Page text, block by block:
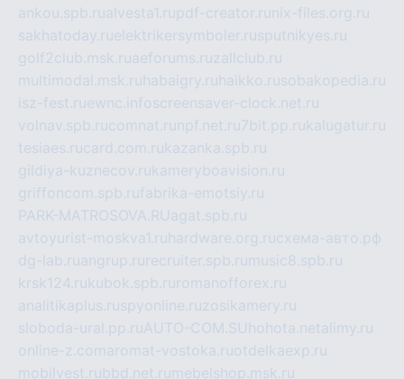
ankou.spb.rualvesta1.rupdf-creator.ru nix-files.org.ru
sakhatoday.ruelektrikersymboler.rusputnikyes.ru
golf2club.msk.ruaeforums.ruzallclub.ru
multimodal.msk.ru habaigry.ru haikko.rusobakopedia.ru
isz-fest.ruewnc.infoscreensaver-clock.net.ru
volnav.spb.rucomnat.ru npf.net.ru 7bit.pp.rukalugatur.ru
tesiaes.rucard.com.rukazanka.spb.ru
gildiya-kuznecov.rukameryboavision.ru
griffoncom.spb.rufabrika-emotsiy.ru
PARK-MATROSOVA.RUagat.spb.ru
avtoyurist-moskva1.ru hardware.org.ruсхема-авто.рф
dg-lab.ruangrup.ru recruiter.spb.ru music8.spb.ru
krsk124.rukubok.spb.ru romanofforex.ru
analitikaplus.ruspyonline.ruzosikamery.ru
sloboda-ural.pp.ruAUTO-COM.SU hohota.net alimy.ru
online-z.comaromat-vostoka.ruotdelkaexp.ru
mobilvest.rubbd.net.ru mebelshop.msk.ru